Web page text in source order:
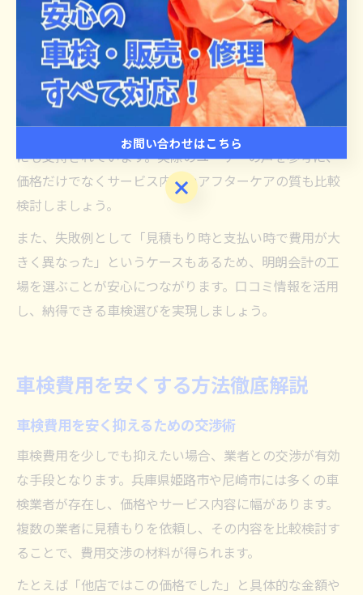
市や姫路市では、「尼崎車検整備工場」や「姫路 車検」
などのキーワードで検索すると、多くの評価・体験談が
見つかります。
特に、スタッフの対応が丁寧で説明が分かりやすいとい
った口コミが多い工場は、初めて車検を受ける方や女性
にも支持されています。実際のユーザーの声を参考に、
価格だけでなくサービス内容やアフターケアの質も比較
検討しましょう。
また、失敗例として「見積もり時と支払い時で費用が大
きく異なった」というケースもあるため、明朗会計の工
場を選ぶことが安心につながります。口コミ情報を活用
し、納得できる車検選びを実現しましょう。
車検費用を安くする方法徹底解説
車検費用を安く抑えるための交渉術
車検費用を少しでも抑えたい場合、業者との交渉が有効
な手段となります。兵庫県姫路市や尼崎市には多くの車
検業者が存在し、価格やサービス内容に幅があります。
複数の業者に見積もりを依頼し、その内容を比較検討す
ることで、費用交渉の材料が得られます。
たとえば「他店ではこの価格でした」と具体的な金額や
お問い合わせはこちら
お問い合わせはこちら